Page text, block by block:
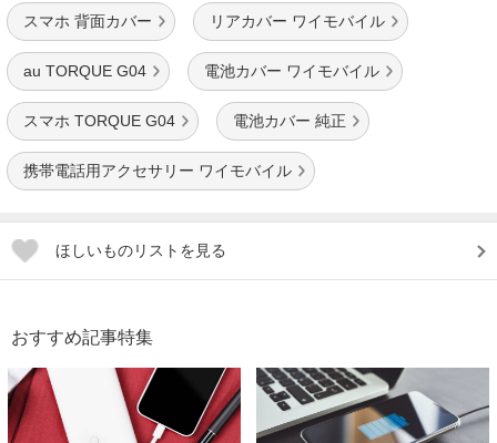
スマホ 背面カバー リアカバー ワイモバイル
au TORQUE G04 電池カバー ワイモバイル
スマホ TORQUE G04 電池カバー 純正
携帯電話用アクセサリー ワイモバイル
ほしいものリストを見る
おすすめ記事特集